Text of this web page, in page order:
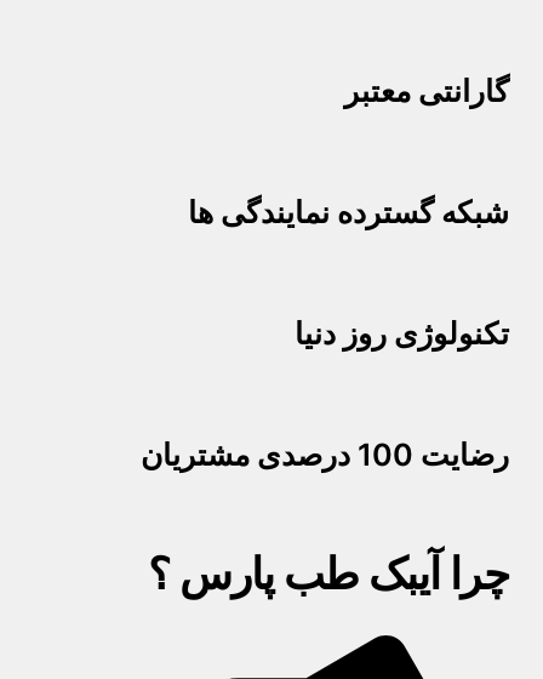
گارانتی معتبر
شبکه گسترده نمایندگی ها
تکنولوژی روز دنیا
رضایت 100 درصدی مشتریان
چرا آیبک طب پارس ؟